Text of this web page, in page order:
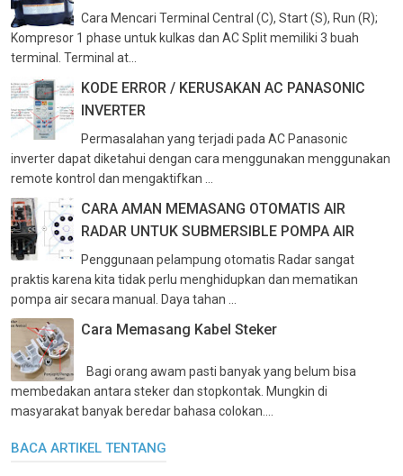
Cara Mencari Terminal Central (C), Start (S), Run (R);
Kompresor 1 phase untuk kulkas dan AC Split memiliki 3 buah
terminal. Terminal at...
KODE ERROR / KERUSAKAN AC PANASONIC
INVERTER
Permasalahan yang terjadi pada AC Panasonic
inverter dapat diketahui dengan cara menggunakan menggunakan
remote kontrol dan mengaktifkan ...
CARA AMAN MEMASANG OTOMATIS AIR
RADAR UNTUK SUBMERSIBLE POMPA AIR
Penggunaan pelampung otomatis Radar sangat
praktis karena kita tidak perlu menghidupkan dan mematikan
pompa air secara manual. Daya tahan ...
Cara Memasang Kabel Steker
Bagi orang awam pasti banyak yang belum bisa
membedakan antara steker dan stopkontak. Mungkin di
masyarakat banyak beredar bahasa colokan....
BACA ARTIKEL TENTANG